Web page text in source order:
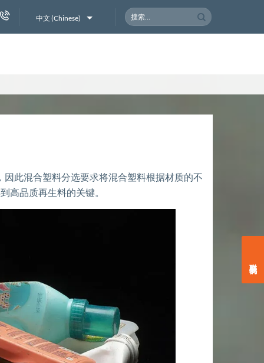
中文 (Chinese)
搜
索：
因此混合塑料分选要求将混合塑料根据材质的不
高品质再生料的关键。